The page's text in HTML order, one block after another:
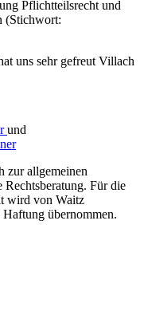
Pflichtteilsrecht und
(Stichwort:
uns sehr gefreut Villach
und
zur allgemeinen
Für die
wird von Waitz
übernommen.